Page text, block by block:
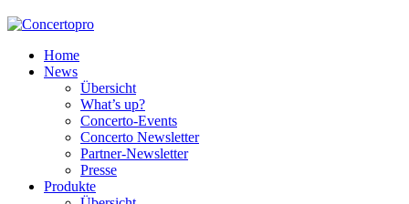
Home
News
Übersicht
What’s up?
Concerto-Events
Concerto Newsletter
Partner-Newsletter
Presse
Produkte